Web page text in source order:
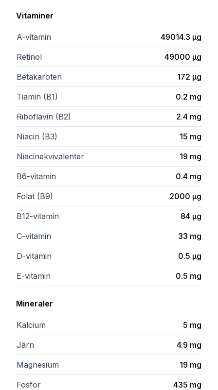
Vitaminer
A-vitamin 49014.3 µg
Retinol 49000 µg
Betakaroten 172 µg
Tiamin (B1) 0.2 mg
Riboflavin (B2) 2.4 mg
Niacin (B3) 15 mg
Niacinekvivalenter 19 mg
B6-vitamin 0.4 mg
Folat (B9) 2000 µg
B12-vitamin 84 µg
C-vitamin 33 mg
D-vitamin 0.5 µg
E-vitamin 0.5 mg
Mineraler
Kalcium 5 mg
Järn 4.9 mg
Magnesium 19 mg
Fosfor 435 mg